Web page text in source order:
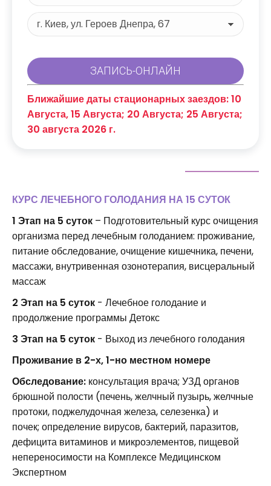
Ближайшие даты стационарных заездов: 10
Августа, 15 Августа; 20 Августа; 25 Августа;
30 августа 2026 г.
КУРС ЛЕЧЕБНОГО ГОЛОДАНИЯ НА 15 СУТОК
1 Этап на 5 суток – Подготовительный курс очищения
организма перед лечебным голоданием: проживание,
питание обследование, очищение кишечника, печени,
массажи, внутривенная озонотерапия, висцеральный
массаж
2 Этап на 5 суток - Лечебное голодание и
продолжение программы Детокс
3 Этап на 5 суток - Выход из лечебного голодания
Проживание в 2-х, 1-но местном номере
Обследование: консультация врача; УЗД органов
брюшной полости (печень, желчный пузырь, желчные
протоки, поджелудочная железа, селезенка) и
почек; определение вирусов, бактерий, паразитов,
дефицита витаминов и микроэлементов, пищевой
непереносимости на Комплексе Медицинском
Экспертном